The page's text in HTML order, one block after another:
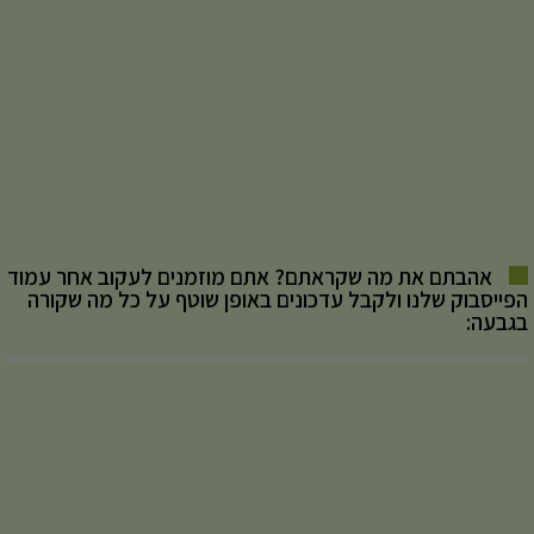
אהבתם את מה שקראתם? אתם מוזמנים לעקוב אחר עמוד
הפייסבוק שלנו ולקבל עדכונים באופן שוטף על כל מה שקורה
בגבעה: